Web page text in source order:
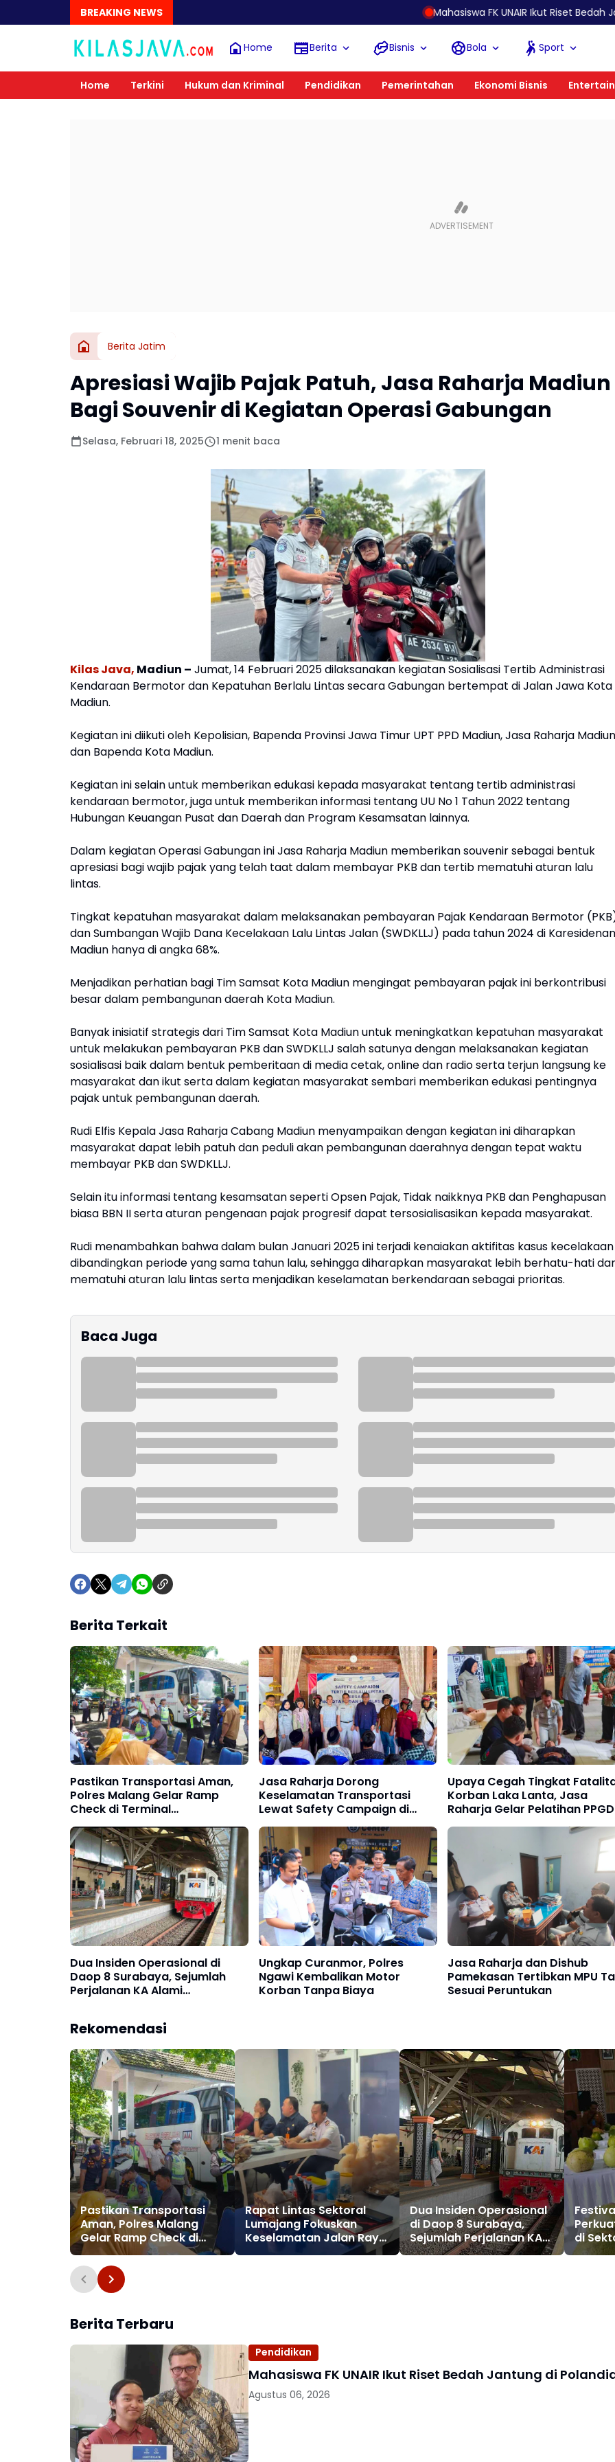
BREAKING NEWS Mahasiswa FK UNAIR Ikut Riset Bedah Jantung di
Home Berita Bisnis Bola Sport
Home Terkini Hukum dan Kriminal Pendidikan Pemerintahan Ekonomi Bisnis
Berita Jatim
Apresiasi Wajib Pajak Patuh, Jasa Raharja Madiun
Bagi Souvenir di Kegiatan Operasi Gabungan
Selasa, Februari 18, 2025 1 menit baca
Kilas Java, Madiun – Jumat, 14 Februari 2025 dilaksanakan kegiatan Sosialisasi Tertib Administrasi
Kendaraan Bermotor dan Kepatuhan Berlalu Lintas secara Gabungan bertempat di Jalan Jawa Kota
Madiun.
Kegiatan ini diikuti oleh Kepolisian, Bapenda Provinsi Jawa Timur UPT PPD Madiun, Jasa Raharja Madiun
dan Bapenda Kota Madiun.
Kegiatan ini selain untuk memberikan edukasi kepada masyarakat tentang tertib administrasi
kendaraan bermotor, juga untuk memberikan informasi tentang UU No 1 Tahun 2022 tentang
Hubungan Keuangan Pusat dan Daerah dan Program Kesamsatan lainnya.
Dalam kegiatan Operasi Gabungan ini Jasa Raharja Madiun memberikan souvenir sebagai bentuk
apresiasi bagi wajib pajak yang telah taat dalam membayar PKB dan tertib mematuhi aturan lalu
lintas.
Tingkat kepatuhan masyarakat dalam melaksanakan pembayaran Pajak Kendaraan Bermotor
dan Sumbangan Wajib Dana Kecelakaan Lalu Lintas Jalan (SWDKLLJ) pada tahun 2024 di Karesidenan
Madiun hanya di angka 68%.
Menjadikan perhatian bagi Tim Samsat Kota Madiun mengingat pembayaran pajak ini berkontribusi
besar dalam pembangunan daerah Kota Madiun.
Banyak inisiatif strategis dari Tim Samsat Kota Madiun untuk meningkatkan kepatuhan masyarakat
untuk melakukan pembayaran PKB dan SWDKLLJ salah satunya dengan melaksanakan kegiatan
sosialisasi baik dalam bentuk pemberitaan di media cetak, online dan radio serta terjun langsung ke
masyarakat dan ikut serta dalam kegiatan masyarakat sembari memberikan edukasi pentingnya
pajak untuk pembangunan daerah.
Rudi Elfis Kepala Jasa Raharja Cabang Madiun menyampaikan dengan kegiatan ini diharapkan
masyarakat dapat lebih patuh dan peduli akan pembangunan daerahnya dengan tepat waktu
membayar PKB dan SWDKLLJ.
Selain itu informasi tentang kesamsatan seperti Opsen Pajak, Tidak naikknya PKB dan Penghapusan
biasa BBN II serta aturan pengenaan pajak progresif dapat tersosialisasikan kepada masyarakat.
Rudi menambahkan bahwa dalam bulan Januari 2025 ini terjadi kenaiakan aktifitas kasus kecelakaan
dibandingkan periode yang sama tahun lalu, sehingga diharapkan masyarakat lebih berhatu-hati
mematuhi aturan lalu lintas serta menjadikan keselamatan berkendaraan sebagai prioritas.
Baca Juga
Berita Terkait
Pastikan Transportasi Aman,
Polres Malang Gelar Ramp
Check di Terminal
Talangagung
Jasa Raharja Dorong
Keselamatan Transportasi
Lewat Safety Campaign di
Ngawi
Upaya Cegah Tingkat
Korban Laka Lanta, Jasa
Raharja Gelar Pelatihan PPGD
Bersama RSUD Srengat
Dua Insiden Operasional di
Daop 8 Surabaya, Sejumlah
Perjalanan KA Alami
Ungkap Curanmor, Polres
Ngawi Kembalikan Motor
Korban Tanpa Biaya
Jasa Raharja dan Dishub
Pamekasan Tertibkan MPU
Sesuai Peruntukan
Rekomendasi
Pastikan Transportasi
Aman, Polres Malang
Gelar Ramp Check di
Terminal Talangagung
Rapat Lintas Sektoral
Lumajang Fokuskan
Keselamatan Jalan Raya
Jelang Idul Fitri
Dua Insiden Operasional
di Daop 8 Surabaya,
Sejumlah Perjalanan KA
Alami Keterlambatan
di
Berita Terbaru
Pendidikan
Mahasiswa FK UNAIR Ikut Riset Bedah Jantung di
Agustus 06, 2026